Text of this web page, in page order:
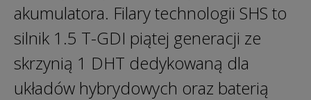
akumulatora. Filary technologii SHS to
silnik 1.5 T-GDI piątej generacji ze
skrzynią 1 DHT dedykowaną dla
układów hybrydowych oraz baterią